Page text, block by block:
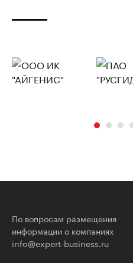
По вопросам размещения
информации о компаниях
info@expert-business.ru